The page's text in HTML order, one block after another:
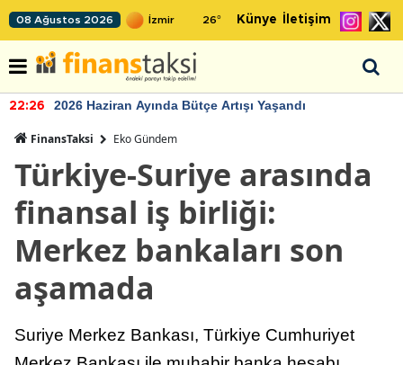
08 Ağustos 2026 26° Künye İletişim
22:26 2026 Haziran Ayında Bütçe Artışı Yaşandı
FinansTaksi Eko Gündem
Türkiye-Suriye arasında
finansal iş birliği:
Merkez bankaları son
aşamada
Suriye Merkez Bankası, Türkiye Cumhuriyet